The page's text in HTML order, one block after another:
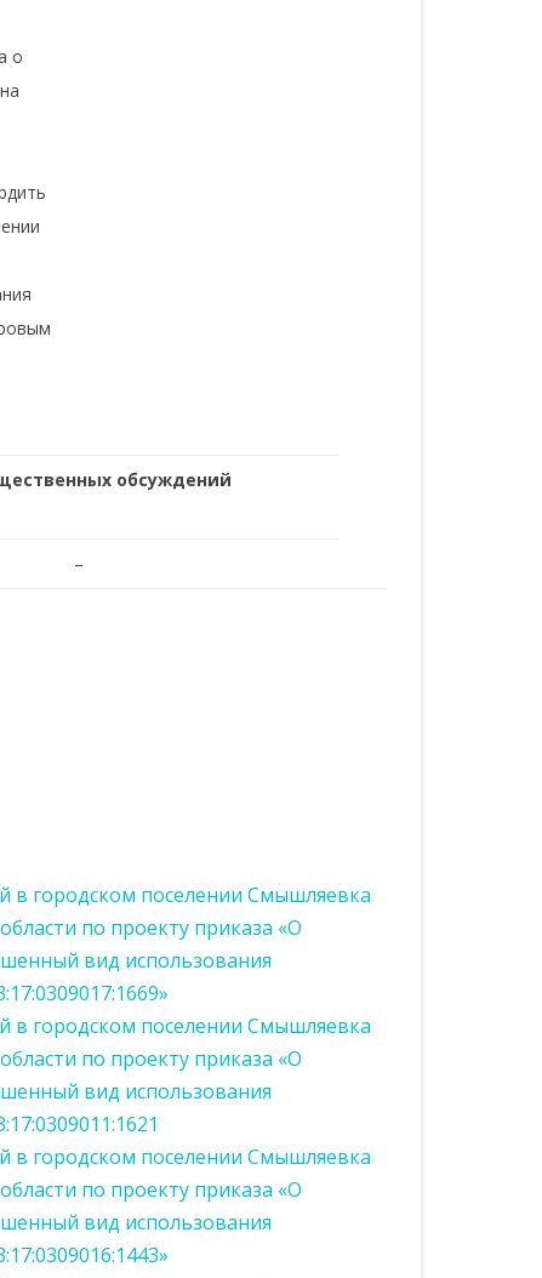
о
обсуждений
–
в городском поселении Смышляевка
по проекту приказа «О
вид использования
в городском поселении Смышляевка
по проекту приказа «О
вид использования
в городском поселении Смышляевка
по проекту приказа «О
вид использования